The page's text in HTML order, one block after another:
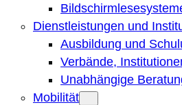
Dienstleistungen und
Ausbildung und
Verbände,
Unabhängige
Mobilität